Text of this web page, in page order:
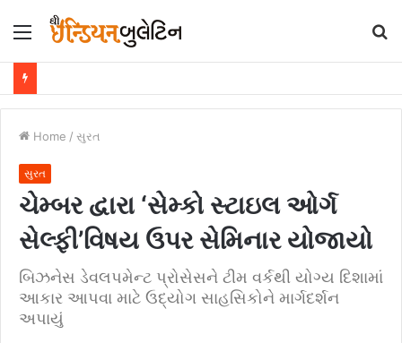
Menu
Home / સુરત
સુરત
ચેમ્બર દ્વારા ‘સેમ્કો સ્ટાઇલ ઓર્ગ
સેલ્ફી’વિષય ઉપર સેમિનાર યોજાયો
બિઝનેસ ડેવલપમેન્ટ પ્રોસેસને ટીમ વર્કથી યોગ્ય દિશામાં
આકાર આપવા માટે ઉદ્યોગ સાહસિકોને માર્ગદર્શન
અપાયું